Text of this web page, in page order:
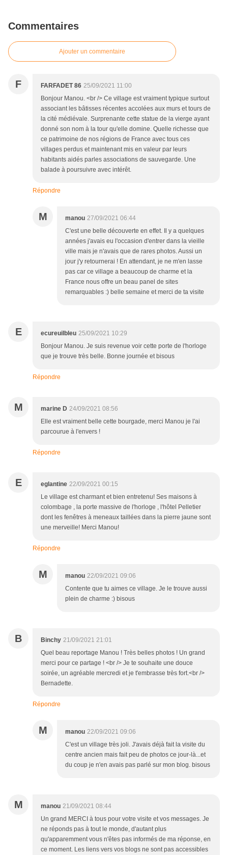
Commentaires
Ajouter un commentaire
F FARFADET 86 25/09/2021 11:00
Bonjour Manou. <br /> Ce village est vraiment typique surtout
associant les bâtisses récentes accolées aux murs et tours de
la cité médiévale. Surprenante cette statue de la vierge ayant
donné son nom à la tour qu'elle domine. Quelle richesse que
ce patrimoine de nos régions de France avec tous ces
villages perdus et maintenant mis en valeur par leurs
habitants aidés parles associations de sauvegarde. Une
balade à poursuivre avec intérêt.
Répondre
M manou 27/09/2021 06:44
C'est une belle découverte en effet. Il y a quelques
années j'avais eu l'occasion d'entrer dans la vieille
ville mais je n'avais que de rares photos. Aussi un
jour j'y retournerai ! En attendant, je ne m'en lasse
pas car ce village a beaucoup de charme et la
France nous offre un beau panel de sites
remarquables :) belle semaine et merci de ta visite
E ecureuilbleu 25/09/2021 10:29
Bonjour Manou. Je suis revenue voir cette porte de l'horloge
que je trouve très belle. Bonne journée et bisous
Répondre
M marine D 24/09/2021 08:56
Elle est vraiment belle cette bourgade, merci Manou je l'ai
parcourue à l'envers !
Répondre
E eglantine 22/09/2021 00:15
Le village est charmant et bien entretenu! Ses maisons à
colombage , la porte massive de l'horloge , l'hôtel Pelletier
dont les fenêtres à meneaux taillées dans la pierre jaune sont
une merveille! Merci Manou!
Répondre
M manou 22/09/2021 09:06
Contente que tu aimes ce village. Je le trouve aussi
plein de charme :) bisous
B Binchy 21/09/2021 21:01
Quel beau reportage Manou ! Très belles photos ! Un grand
merci pour ce partage ! <br /> Je te souhaite une douce
soirée, un agréable mercredi et je t'embrasse très fort.<br />
Bernadette.
Répondre
M manou 22/09/2021 09:06
C'est un village très joli. J'avais déjà fait la visite du
centre ancien mais fait peu de photos ce jour-là...et
du coup je n'en avais pas parlé sur mon blog. bisous
M manou 21/09/2021 08:44
Un grand MERCI à tous pour votre visite et vos messages. Je
ne réponds pas à tout le monde, d'autant plus
qu'apparemment vous n'êtes pas informés de ma réponse, en
ce moment. Les liens vers vos blogs ne sont pas accessibles